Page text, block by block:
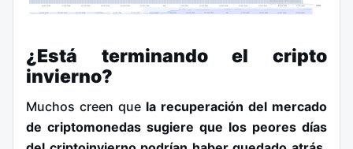
¿Está terminando el cripto
invierno?
Muchos creen que la recuperación del mercado
de criptomonedas sugiere que los peores días